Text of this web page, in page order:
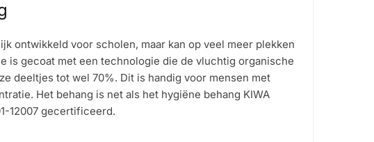
ontwikkeld voor scholen, maar kan op veel meer plekken
is gecoat met een technologie die de vluchtig organische
deeltjes tot wel 70%. Dit is handig voor mensen met
Het behang is net als het hygiëne behang KIWA
12007 gecertificeerd.